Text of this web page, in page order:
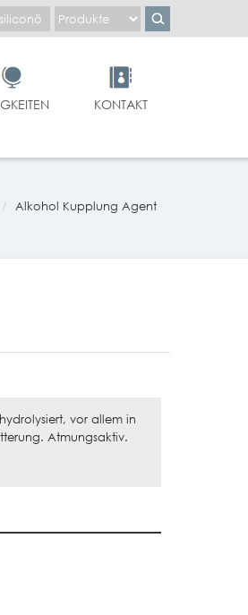
KONTAKT
Alkohol Kupplung Agent
vor allem in
Atmungsaktiv.